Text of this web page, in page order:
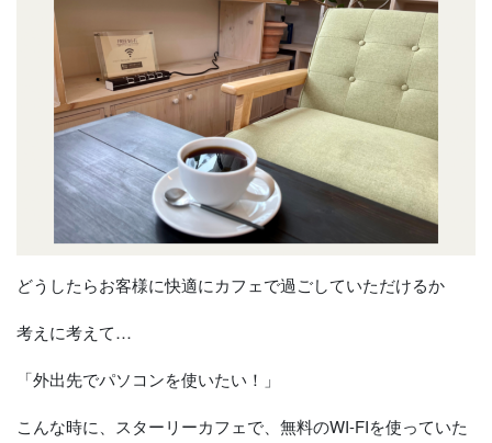
どうしたらお客様に快適にカフェで過ごしていただけるか
考えに考えて…
「外出先でパソコンを使いたい！」
こんな時に、スターリーカフェで、無料のWI-FIを使っていた